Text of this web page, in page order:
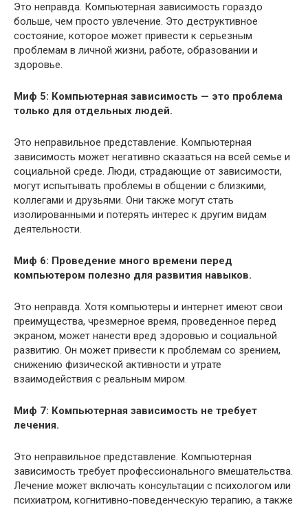
Это неправда. Компьютерная зависимость гораздо
больше, чем просто увлечение. Это деструктивное
состояние, которое может привести к серьезным
проблемам в личной жизни, работе, образовании и
здоровье.
Миф 5: Компьютерная зависимость — это проблема
только для отдельных людей.
Это неправильное представление. Компьютерная
зависимость может негативно сказаться на всей семье и
социальной среде. Люди, страдающие от зависимости,
могут испытывать проблемы в общении с близкими,
коллегами и друзьями. Они также могут стать
изолированными и потерять интерес к другим видам
деятельности.
Миф 6: Проведение много времени перед
компьютером полезно для развития навыков.
Это неправда. Хотя компьютеры и интернет имеют свои
преимущества, чрезмерное время, проведенное перед
экраном, может нанести вред здоровью и социальной
развитию. Он может привести к проблемам со зрением,
снижению физической активности и утрате
взаимодействия с реальным миром.
Миф 7: Компьютерная зависимость не требует
лечения.
Это неправильное представление. Компьютерная
зависимость требует профессионального вмешательства.
Лечение может включать консультации с психологом или
психиатром, когнитивно-поведенческую терапию, а также